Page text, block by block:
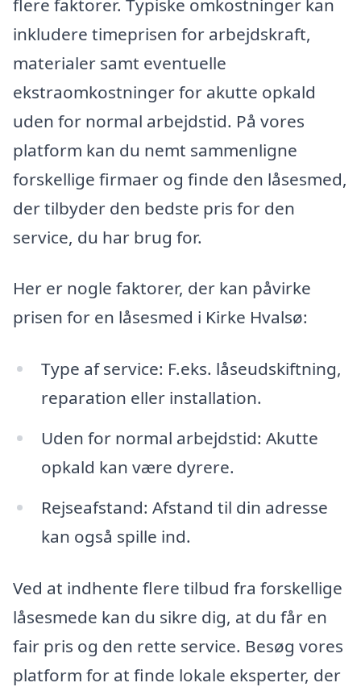
flere faktorer. Typiske omkostninger kan
inkludere timeprisen for arbejdskraft,
materialer samt eventuelle
ekstraomkostninger for akutte opkald
uden for normal arbejdstid. På vores
platform kan du nemt sammenligne
forskellige firmaer og finde den låsesmed,
der tilbyder den bedste pris for den
service, du har brug for.
Her er nogle faktorer, der kan påvirke
prisen for en låsesmed i Kirke Hvalsø:
Type af service: F.eks. låseudskiftning,
reparation eller installation.
Uden for normal arbejdstid: Akutte
opkald kan være dyrere.
Rejseafstand: Afstand til din adresse
kan også spille ind.
Ved at indhente flere tilbud fra forskellige
låsesmede kan du sikre dig, at du får en
fair pris og den rette service. Besøg vores
platform for at finde lokale eksperter, der